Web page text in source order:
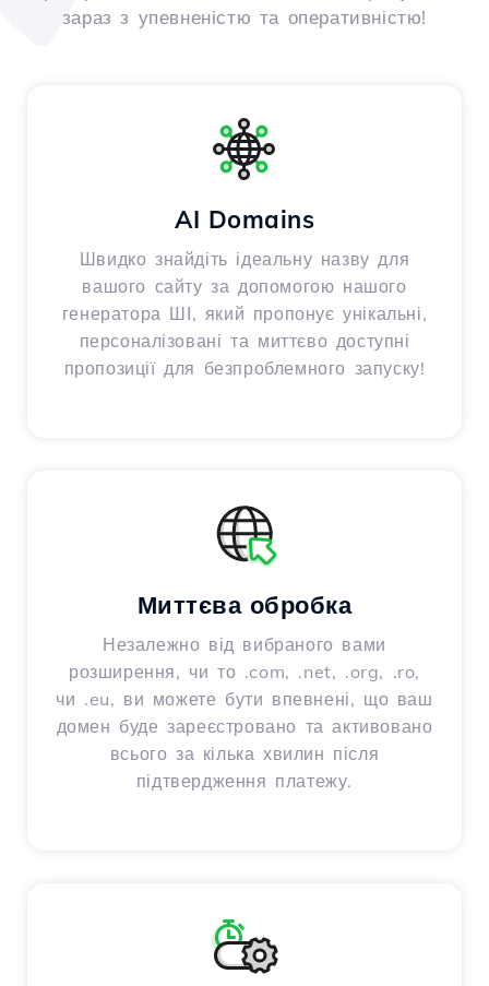
зараз з упевненістю та оперативністю!
AI Domains
Швидко знайдіть ідеальну назву для
вашого сайту за допомогою нашого
генератора ШІ, який пропонує унікальні,
персоналізовані та миттєво доступні
пропозиції для безпроблемного запуску!
Миттєва обробка
Незалежно від вибраного вами
розширення, чи то .com, .net, .org, .ro,
чи .eu, ви можете бути впевнені, що ваш
домен буде зареєстровано та активовано
всього за кілька хвилин після
підтвердження платежу.